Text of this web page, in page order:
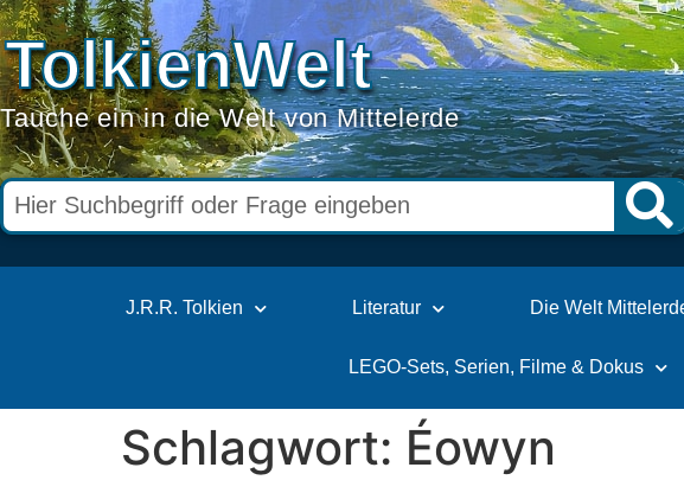
TolkienWelt
Tauche ein in die Welt von Mittelerde
J.R.R. Tolkien Literatur Die Welt
LEGO-Sets, Serien, Filme & Dokus
Schlagwort: Éowyn